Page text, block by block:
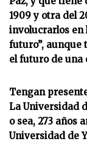
1909 y otra del
involucrarlos en
futuro”, aunque
el futuro de una
Tengan
La Universidad
o sea, 273 años
Universidad de